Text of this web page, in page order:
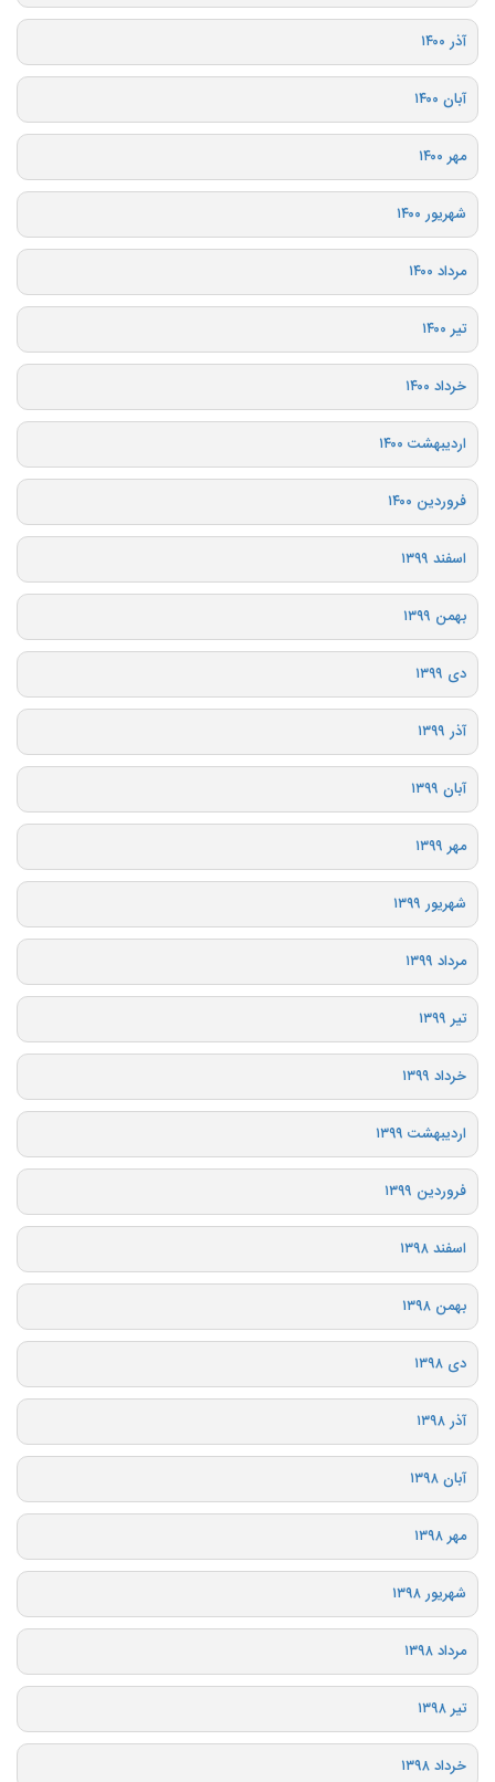
آذر ۱۴۰۰
آبان ۱۴۰۰
مهر ۱۴۰۰
شهریور ۱۴۰۰
مرداد ۱۴۰۰
تیر ۱۴۰۰
خرداد ۱۴۰۰
اردیبهشت ۱۴۰۰
فروردین ۱۴۰۰
اسفند ۱۳۹۹
بهمن ۱۳۹۹
دی ۱۳۹۹
آذر ۱۳۹۹
آبان ۱۳۹۹
مهر ۱۳۹۹
شهریور ۱۳۹۹
مرداد ۱۳۹۹
تیر ۱۳۹۹
خرداد ۱۳۹۹
اردیبهشت ۱۳۹۹
فروردین ۱۳۹۹
اسفند ۱۳۹۸
بهمن ۱۳۹۸
دی ۱۳۹۸
آذر ۱۳۹۸
آبان ۱۳۹۸
مهر ۱۳۹۸
شهریور ۱۳۹۸
مرداد ۱۳۹۸
تیر ۱۳۹۸
خرداد ۱۳۹۸